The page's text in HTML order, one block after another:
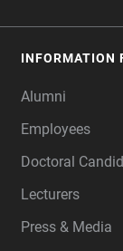
INFORMATION
Alumni
Employees
Doctoral
Lecturers
Press & Media